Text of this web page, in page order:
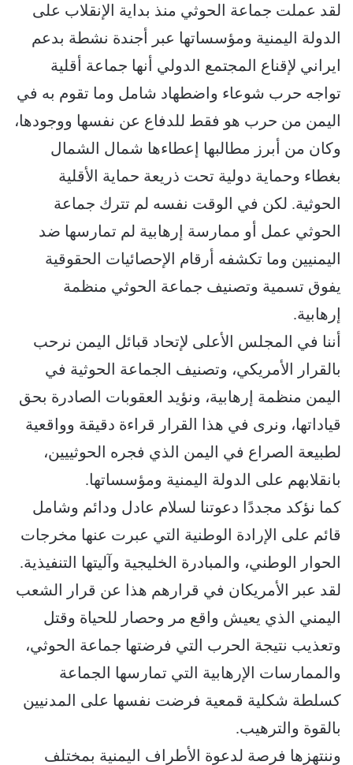
لقد عملت جماعة الحوثي منذ بداية الإنقلاب على
الدولة اليمنية ومؤسساتها عبر أجندة نشطة بدعم
ايراني لإقناع المجتمع الدولي أنها جماعة أقلية
تواجه حرب شوعاء واضطهاد شامل وما تقوم به في
اليمن من حرب هو فقط للدفاع عن نفسها ووجودها،
وكان من أبرز مطالبها إعطاءها شمال الشمال
بغطاء وحماية دولية تحت ذريعة حماية الأقلية
الحوثية. لكن في الوقت نفسه لم تترك جماعة
الحوثي عمل أو ممارسة إرهابية لم تمارسها ضد
اليمنيين وما تكشفه أرقام الإحصائيات الحقوقية
يفوق تسمية وتصنيف جماعة الحوثي منظمة
إرهابية.
أننا في المجلس الأعلى لإتحاد قبائل اليمن نرحب
بالقرار الأمريكي، وتصنيف الجماعة الحوثية في
اليمن منظمة إرهابية، ونؤيد العقوبات الصادرة بحق
قياداتها، ونرى في هذا القرار قراءة دقيقة وواقعية
لطبيعة الصراع في اليمن الذي فجره الحوثييين،
بانقلابهم على الدولة اليمنية ومؤسساتها.
كما نؤكد مجددًا دعوتنا لسلام عادل ودائم وشامل
قائم على الإرادة الوطنية التي عبرت عنها مخرجات
الحوار الوطني، والمبادرة الخليجية وآليتها التنفيذية.
لقد عبر الأمريكان في قرارهم هذا عن قرار الشعب
اليمني الذي يعيش واقع مر وحصار للحياة وقتل
وتعذيب نتيجة الحرب التي فرضتها جماعة الحوثي،
والممارسات الإرهابية التي تمارسها الجماعة
كسلطة شكلية قمعية فرضت نفسها على المدنيين
بالقوة والترهيب.
وننتهزها فرصة لدعوة الأطراف اليمنية بمختلف